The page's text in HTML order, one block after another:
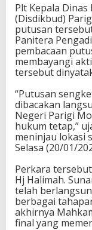
Plt Kepala Dinas
(Disdikbud)
putusan
Panitera
pembacaan
membayangi
tersebut
“Putusan
dibacakan
Negeri Parigi
hukum tetap,”
meninjau lokasi
Selasa (20/01/
Perkara
Hj Halimah.
telah
berbagai
akhirnya
final yang